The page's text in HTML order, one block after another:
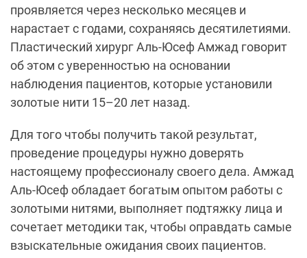
проявляется через несколько месяцев и
нарастает с годами, сохраняясь десятилетиями.
Пластический хирург Аль-Юсеф Амжад говорит
об этом с уверенностью на основании
наблюдения пациентов, которые установили
золотые нити 15–20 лет назад.
Для того чтобы получить такой результат,
проведение процедуры нужно доверять
настоящему профессионалу своего дела. Амжад
Аль-Юсеф обладает богатым опытом работы с
золотыми нитями, выполняет подтяжку лица и
сочетает методики так, чтобы оправдать самые
взыскательные ожидания своих пациентов.